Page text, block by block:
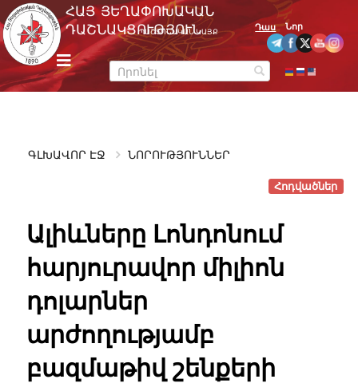
Skip
to
content
m
e
n
u
ՀԱՅ ՅԵՂԱՓՈԽԱԿԱՆ
ԴԱՇՆԱԿՑՈՒԹՅՈՒՆ
ՊԱՇՏՈՆԱԿԱՆ ԿԱՅՔ
Դաս Նոր
ԳԼԽԱՎՈՐ ԷՋ ՆՈՐՈՒԹՅՈՒՆՆԵՐ
Հոդվածներ
Ալիևները Լոնդոնում
հարյուրավոր միլիոն
դոլարներ
արժողությամբ
բազմաթիվ շենքերի